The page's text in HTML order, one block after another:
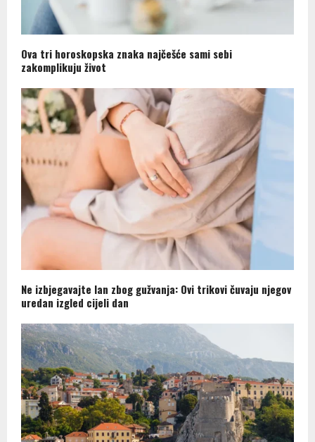
Ova tri horoskopska znaka najčešće sami sebi
zakomplikuju život
Ne izbjegavajte lan zbog gužvanja: Ovi trikovi čuvaju njegov
uredan izgled cijeli dan